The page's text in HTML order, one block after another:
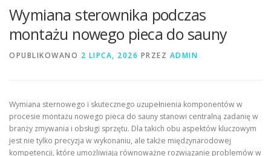
Wymiana sterownika podczas
montażu nowego pieca do sauny
OPUBLIKOWANO 2 LIPCA, 2026 PRZEZ ADMIN
Wymiana sternowego i skutecznego uzupełnienia komponentów w
procesie montażu nowego pieca do sauny stanowi centralną zadanię w
branży zmywania i obsługi sprzętu. Dla takich obu aspektów kluczowym
jest nie tylko precyzja w wykonaniu, ale także międzynarodowej
kompetencji, które umożliwiają równoważne rozwiązanie problemów w